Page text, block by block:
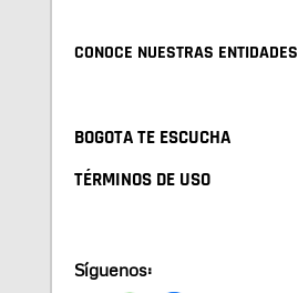
CONOCE NUESTRAS ENTIDADES
BOGOTA TE ESCUCHA
TÉRMINOS DE USO
Síguenos: